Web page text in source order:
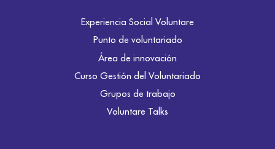
Experiencia Social Voluntare
Punto de voluntariado
Área de innovación
Curso Gestión del Voluntariado
Grupos de trabajo
Voluntare Talks